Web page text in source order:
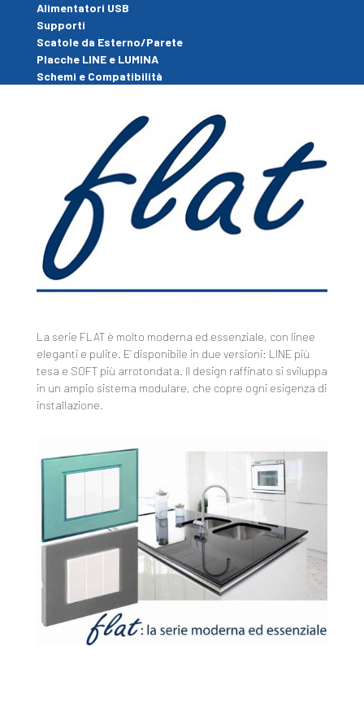
Alimentatori USB
Supporti
Scatole da Esterno/Parete
Placche LINE e LUMINA
Schemi e Compatibilità
La serie FLAT è molto moderna ed essenziale, con linee
eleganti e pulite. E’ disponibile in due versioni: LINE più
tesa e SOFT più arrotondata. Il design raffinato si sviluppa
in un ampio sistema modulare, che copre ogni esigenza di
installazione.